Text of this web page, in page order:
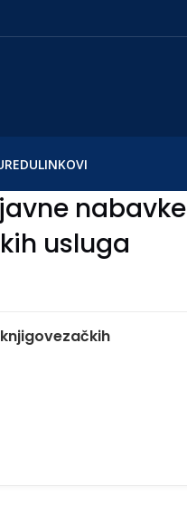
LINKOVI
nabavke
usluga